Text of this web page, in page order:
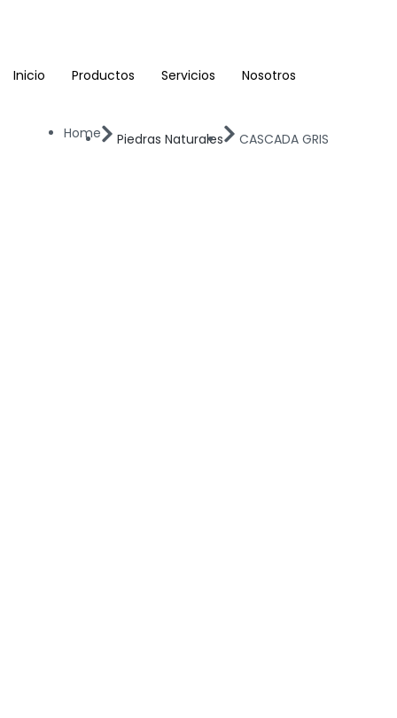
Inicio
Productos Servicios Nosotros
Home Piedras Naturales CASCADA GRIS